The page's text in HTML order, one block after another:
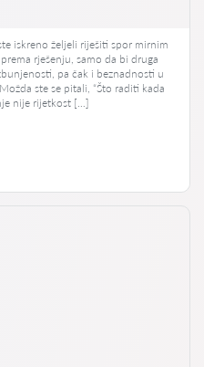
iskreno željeli riješiti spor mirnim
rješenju, samo da bi druga
pa čak i beznadnosti u
ste se pitali, “Što raditi kada
nije rijetkost […]